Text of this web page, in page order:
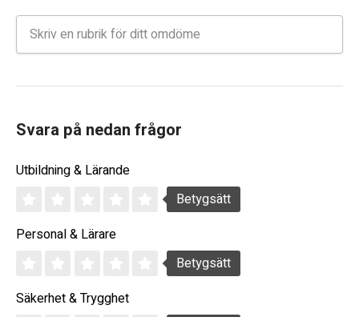
Svara på nedan frågor
Utbildning & Lärande
Betygsätt
Personal & Lärare
Betygsätt
Säkerhet & Trygghet